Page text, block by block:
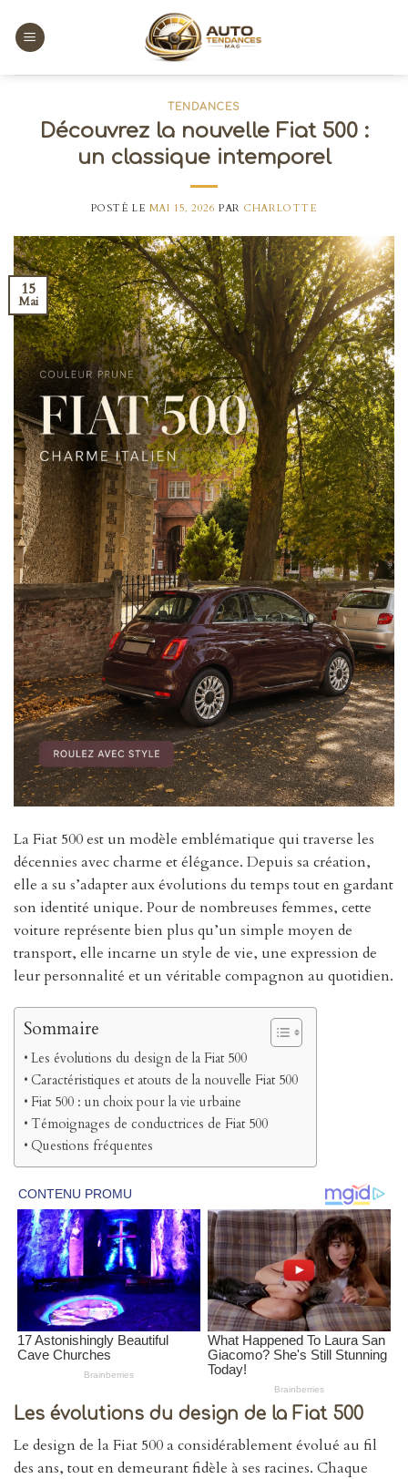
content
TENDANCES
Découvrez la nouvelle Fiat 500 :
un classique intemporel
POSTÉ LE MAI 15, 2026 PAR CHARLOTTE
15
Mai
La Fiat 500 est un modèle emblématique qui traverse les
décennies avec charme et élégance. Depuis sa création,
elle a su s’adapter aux évolutions du temps tout en gardant
son identité unique. Pour de nombreuses femmes, cette
voiture représente bien plus qu’un simple moyen de
transport, elle incarne un style de vie, une expression de
leur personnalité et un véritable compagnon au quotidien.
Sommaire
Les évolutions du design de la Fiat 500
Caractéristiques et atouts de la nouvelle Fiat 500
Fiat 500 : un choix pour la vie urbaine
Témoignages de conductrices de Fiat 500
Questions fréquentes
Les évolutions du design de la Fiat 500
Le design de la Fiat 500 a considérablement évolué au fil
des ans, tout en demeurant fidèle à ses racines. Chaque